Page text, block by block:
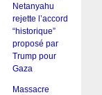
Netanyahu
rejette l’accord
“historique”
proposé par
Trump pour
Gaza
Massacre